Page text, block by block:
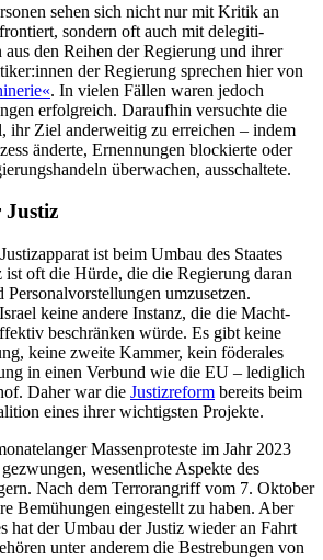
sehen sich nicht nur mit Kritik an
sondern oft auch mit delegi­ti­
den Reihen der Regierung und ihrer
der Regierung spre­chen hier von
. In vielen Fällen waren jedoch
erfolgreich. Daraufhin versuchte die
ihr Ziel anderweitig zu erreichen – indem
änderte, Ernennun­gen blockierte oder
überwachen, ausschaltete.
Justiz
ist beim Umbau des Staates
ist oft die Hürde, die die Regierung daran
umzusetzen.
keine andere Instanz, die die Macht­
beschränken würde. Es gibt keine
keine zweite Kammer, kein föderales
in einen Ver­bund wie die EU – lediglich
Daher war die Justizreform bereits beim
eines ihrer wichtigsten Projekte.
Massenproteste im Jahr 2023
wesentliche Aspekte des
Nach dem Terrorangriff vom 7. Oktober
Bemühungen eingestellt zu haben. Aber
hat der Umbau der Justiz wieder an Fahrt
unter anderem die Bestrebungen von